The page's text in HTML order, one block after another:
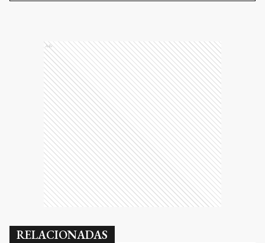
Ads
RELACIONADAS